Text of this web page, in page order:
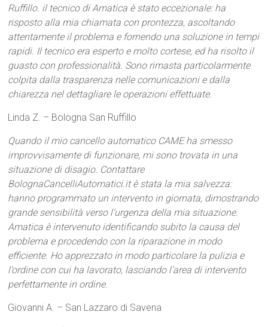
Ruffillo. il tecnico di Amatica è stato eccezionale: ha
risposto alla mia chiamata con prontezza, ascoltando
attentamente il problema e fornendo una soluzione in tempi
rapidi. Il tecnico era esperto e molto cortese, ed ha risolto il
guasto con professionalità. Sono rimasta particolarmente
colpita dalla trasparenza nelle comunicazioni e dalla
chiarezza nel dettagliare le operazioni effettuate.
Linda Z. – Bologna San Ruffillo
Quando il mio cancello automatico CAME ha smesso
improvvisamente di funzionare, mi sono trovata in una
situazione di disagio. Contattare
BolognaCancelliAutomatici.it è stata la mia salvezza:
hanno programmato un intervento in giornata, dimostrando
grande sensibilità verso l’urgenza della mia situazione.
Amatica è intervenuto identificando subito la causa del
problema e procedendo con la riparazione in modo
efficiente. Ho apprezzato in modo particolare la pulizia e
l’ordine con cui ha lavorato, lasciando l’area di intervento
perfettamente in ordine.
Giovanni A. – San Lazzaro di Savena